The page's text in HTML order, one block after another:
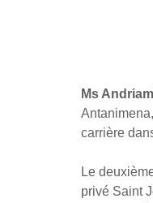
Ms
carrière
Le
privé Saint